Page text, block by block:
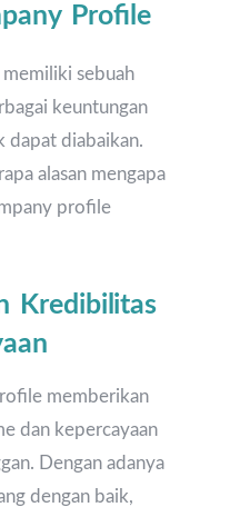
Profile
memiliki sebuah
keuntungan
dapat diabaikan.
alasan mengapa
profile
Kredibilitas
memberikan
dan kepercayaan
Dengan adanya
dengan baik,